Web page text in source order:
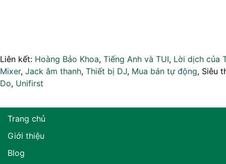
Liên kết: Hoàng Bảo Khoa, Tiếng Anh và TUI, Lời dịch của
Mixer, Jack âm thanh, Thiết bị DJ, Mua bán tự động, Siêu
Do, Unifirst
Trang chủ
Giới thiệu
Blog